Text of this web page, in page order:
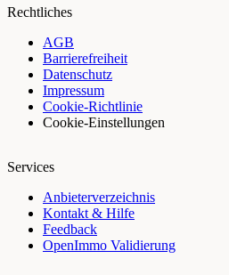
Rechtliches
AGB
Barrierefreiheit
Datenschutz
Impressum
Cookie-Richtlinie
Cookie-Einstellungen
Services
Anbieterverzeichnis
Kontakt & Hilfe
Feedback
OpenImmo Validierung